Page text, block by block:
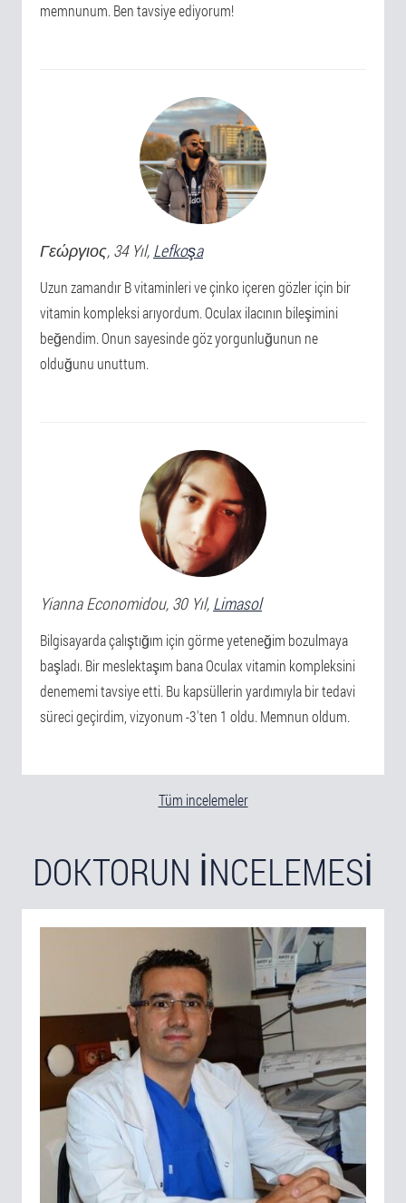
memnunum. Ben tavsiye ediyorum!
Γεώργιος, 34 Yıl, Lefkoşa
Uzun zamandır B vitaminleri ve çinko içeren gözler için bir
vitamin kompleksi arıyordum. Oculax ilacının bileşimini
beğendim. Onun sayesinde göz yorgunluğunun ne
olduğunu unuttum.
Yianna Economidou, 30 Yıl, Limasol
Bilgisayarda çalıştığım için görme yeteneğim bozulmaya
başladı. Bir meslektaşım bana Oculax vitamin kompleksini
denememi tavsiye etti. Bu kapsüllerin yardımıyla bir tedavi
süreci geçirdim, vizyonum -3'ten 1 oldu. Memnun oldum.
Tüm incelemeler
DOKTORUN INCELEMESI